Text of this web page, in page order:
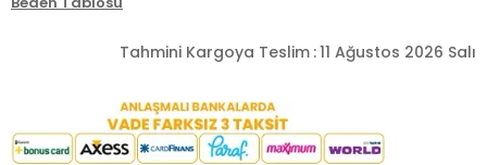
Tahmini Kargoya Teslim :11 Ağustos 2026 Salı